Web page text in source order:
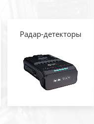
Радар-детекторы